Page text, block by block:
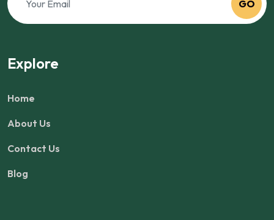
GO
Explore
Home
About Us
Contact Us
Blog